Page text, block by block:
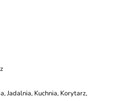
Jadalnia, Kuchnia, Korytarz,